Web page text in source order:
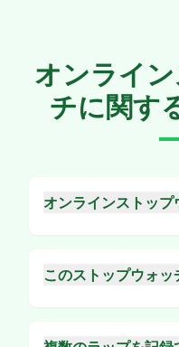
オンライ
チに関す
オンラインストッ
オンラインストッ
れた精密な時間測
このストップウォッ
「開始」ボタンを